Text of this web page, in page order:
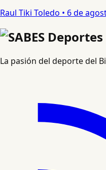
Raul Tiki Toledo • 6 de
La pasión del deporte del